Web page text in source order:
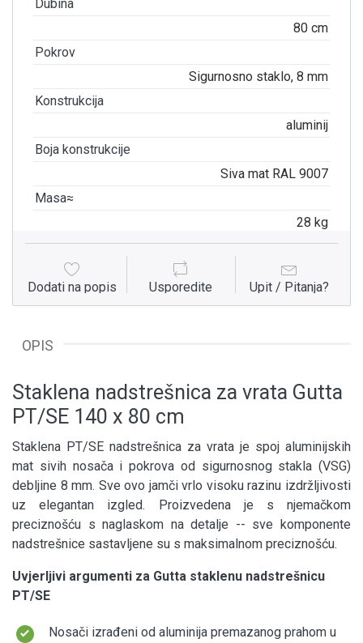
Dubina
80 cm
Pokrov
Sigurnosno staklo, 8 mm
Konstrukcija
aluminij
Boja konstrukcije
Siva mat RAL 9007
Masa≈
28 kg
Dodati na popis Usporedite Upit / Pitanja?
OPIS
Staklena nadstrešnica za vrata Gutta
PT/SE 140 x 80 cm
Staklena PT/SE nadstrešnica za vrata je spoj aluminijskih
mat sivih nosača i pokrova od sigurnosnog stakla (VSG)
debljine 8 mm. Sve ovo jamči vrlo visoku razinu izdržljivosti
uz elegantan izgled. Proizvedena je s njemačkom
preciznošću s naglaskom na detalje -- sve komponente
nadstrešnice sastavljene su s maksimalnom preciznošću.
Uvjerljivi argumenti za Gutta staklenu nadstrešnicu
PT/SE
Nosači izrađeni od aluminija premazanog prahom u